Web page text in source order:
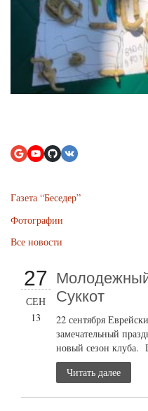
Газета “Беседер”
Фотографии
Все новости
27
СЕН
13
Суккот
22 сентября
замечательный
новый сезон клуба.
Читать далее